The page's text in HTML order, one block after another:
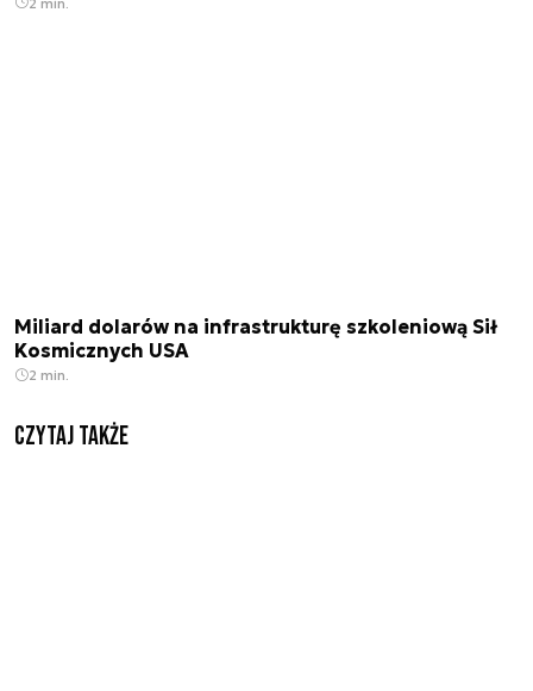
Miliard dolarów na infrastrukturę szkoleniową Sił
Kosmicznych USA
2 min.
Czytaj także